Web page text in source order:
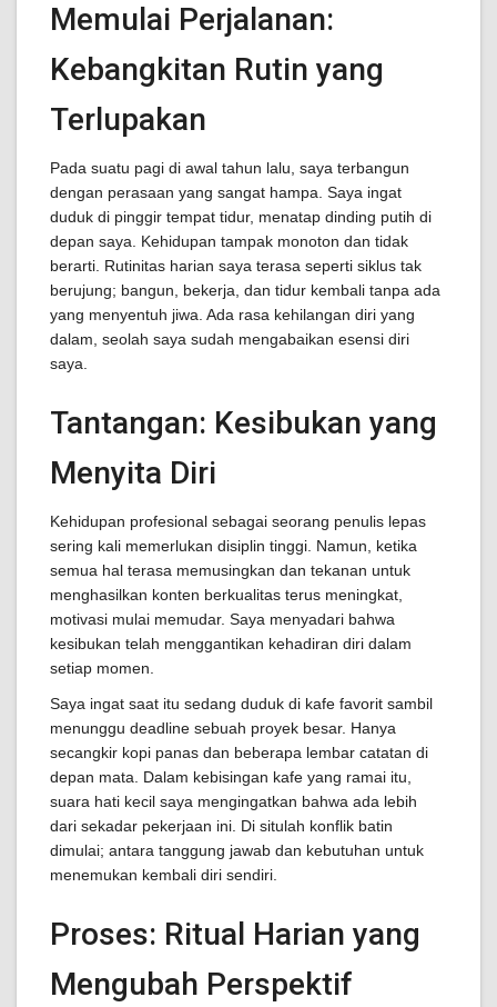
Memulai Perjalanan:
Kebangkitan Rutin yang
Terlupakan
Pada suatu pagi di awal tahun lalu, saya terbangun
dengan perasaan yang sangat hampa. Saya ingat
duduk di pinggir tempat tidur, menatap dinding putih di
depan saya. Kehidupan tampak monoton dan tidak
berarti. Rutinitas harian saya terasa seperti siklus tak
berujung; bangun, bekerja, dan tidur kembali tanpa ada
yang menyentuh jiwa. Ada rasa kehilangan diri yang
dalam, seolah saya sudah mengabaikan esensi diri
saya.
Tantangan: Kesibukan yang
Menyita Diri
Kehidupan profesional sebagai seorang penulis lepas
sering kali memerlukan disiplin tinggi. Namun, ketika
semua hal terasa memusingkan dan tekanan untuk
menghasilkan konten berkualitas terus meningkat,
motivasi mulai memudar. Saya menyadari bahwa
kesibukan telah menggantikan kehadiran diri dalam
setiap momen.
Saya ingat saat itu sedang duduk di kafe favorit sambil
menunggu deadline sebuah proyek besar. Hanya
secangkir kopi panas dan beberapa lembar catatan di
depan mata. Dalam kebisingan kafe yang ramai itu,
suara hati kecil saya mengingatkan bahwa ada lebih
dari sekadar pekerjaan ini. Di situlah konflik batin
dimulai; antara tanggung jawab dan kebutuhan untuk
menemukan kembali diri sendiri.
Proses: Ritual Harian yang
Mengubah Perspektif